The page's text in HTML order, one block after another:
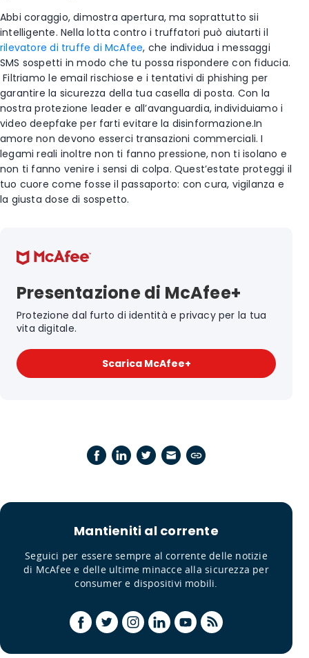
Abbi coraggio, dimostra apertura, ma soprattutto sii
intelligente. Nella lotta contro i truffatori può aiutarti il
rilevatore di truffe di McAfee, che individua i messaggi
SMS sospetti in modo che tu possa rispondere con fiducia.
Filtriamo le email rischiose e i tentativi di phishing per
garantire la sicurezza della tua casella di posta. Con la
nostra protezione leader e all’avanguardia, individuiamo i
video deepfake per farti evitare la disinformazione.In
amore non devono esserci transazioni commerciali. I
legami reali inoltre non ti fanno pressione, non ti isolano e
non ti fanno venire i sensi di colpa. Quest’estate proteggi il
tuo cuore come fosse il passaporto: con cura, vigilanza e
la giusta dose di sospetto.
Presentazione di McAfee+
Protezione dal furto di identità e privacy per la tua
vita digitale.
Scarica McAfee+
Mantieniti al corrente
Seguici per essere sempre al corrente delle notizie
di McAfee e delle ultime minacce alla sicurezza per
consumer e dispositivi mobili.